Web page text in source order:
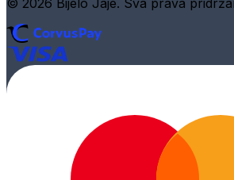
© 2026 Bijelo Jaje. Sva prava